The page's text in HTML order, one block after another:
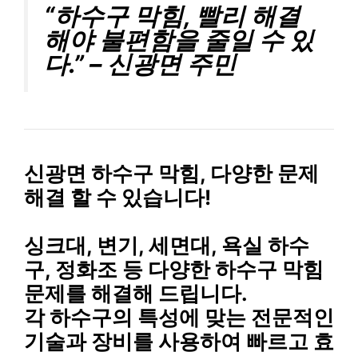
“하수구 막힘, 빨리 해결
해야 불편함을 줄일 수 있
다.” – 신광면 주민
신광면 하수구 막힘, 다양한 문제
해결 할 수 있습니다!
싱크대, 변기, 세면대, 욕실 하수
구, 정화조 등 다양한 하수구 막힘
문제를 해결해 드립니다.
각 하수구의 특성에 맞는 전문적인
기술과 장비를 사용하여 빠르고 효